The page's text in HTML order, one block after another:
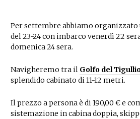
Per settembre abbiamo organizzato
del 23-24 con imbarco venerdì 22
domenica 24 sera.
Navigheremo tra il Golfo del
splendido cabinato di 11-12 metri.
Il prezzo a persona è di 190,00 € e
sistemazione in cabina doppia,